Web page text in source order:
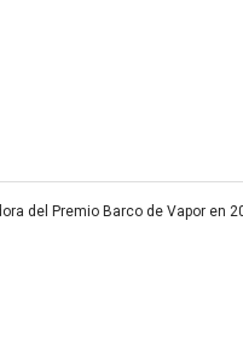
del Premio Barco de Vapor